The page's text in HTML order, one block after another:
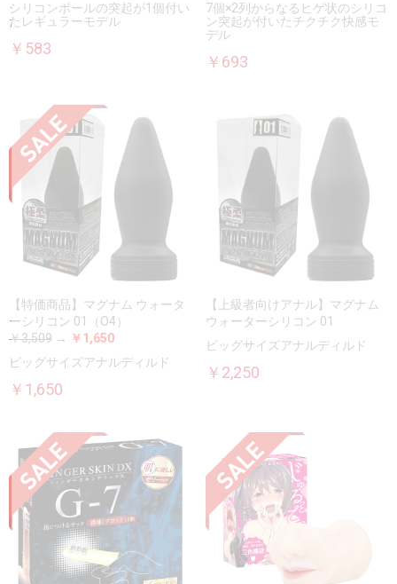
シリコンボールの突起が1個付い
たレギュラーモデル
￥583
7個×2列からなるヒゲ状のシリコ
ン突起が付いたチクチク快感モ
デル
￥693
【特価商品】マグナム ウォータ
ーシリコン 01（O4）
￥3,509 → ￥1,650
ビッグサイズアナルディルド
￥1,650
【上級者向けアナル】マグナム
ウォーターシリコン 01
ビッグサイズアナルディルド
￥2,250